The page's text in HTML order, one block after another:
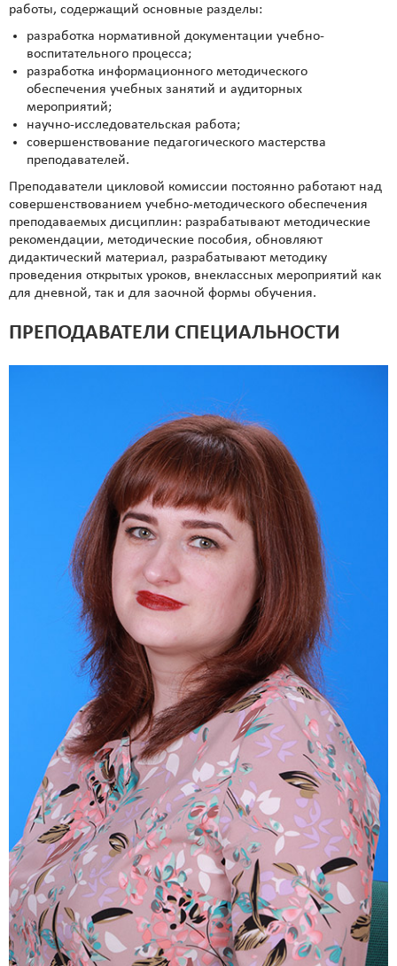
работы, содержащий основные разделы:
разработка нормативной документации учебно-
воспитательного процесса;
разработка информационного методического
обеспечения учебных занятий и аудиторных
мероприятий;
научно-исследовательская работа;
совершенствование педагогического мастерства
преподавателей.
Преподаватели цикловой комиссии постоянно работают над
совершенствованием учебно-методического обеспечения
преподаваемых дисциплин: разрабатывают методические
рекомендации, методические пособия, обновляют
дидактический материал, разрабатывают методику
проведения открытых уроков, внеклассных мероприятий как
для дневной, так и для заочной формы обучения.
ПРЕПОДАВАТЕЛИ СПЕЦИАЛЬНОСТИ